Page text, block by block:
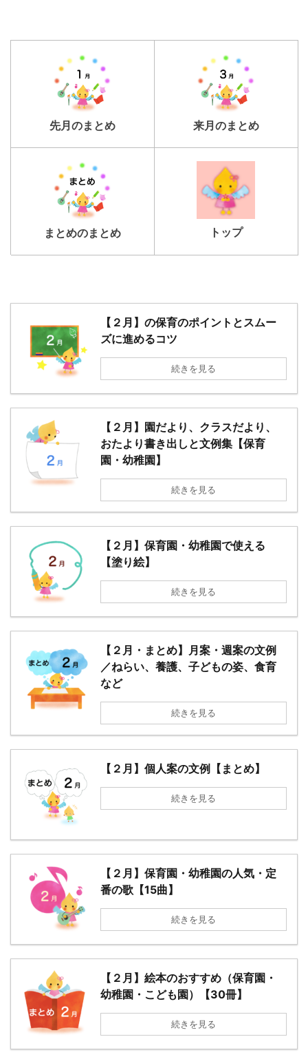
先月のまとめ 来月のまとめ
まとめのまとめ トップ
【２月】の保育のポイントとスムー
ズに進めるコツ
続きを見る
【２月】園だより、クラスだより、
おたより書き出しと文例集【保育
園・幼稚園】
続きを見る
【２月】保育園・幼稚園で使える
【塗り絵】
続きを見る
【２月・まとめ】月案・週案の文例
／ねらい、養護、子どもの姿、食育
など
続きを見る
【２月】個人案の文例【まとめ】
続きを見る
【２月】保育園・幼稚園の人気・定
番の歌【15曲】
続きを見る
【２月】絵本のおすすめ（保育園・
幼稚園・こども園）【30冊】
続きを見る